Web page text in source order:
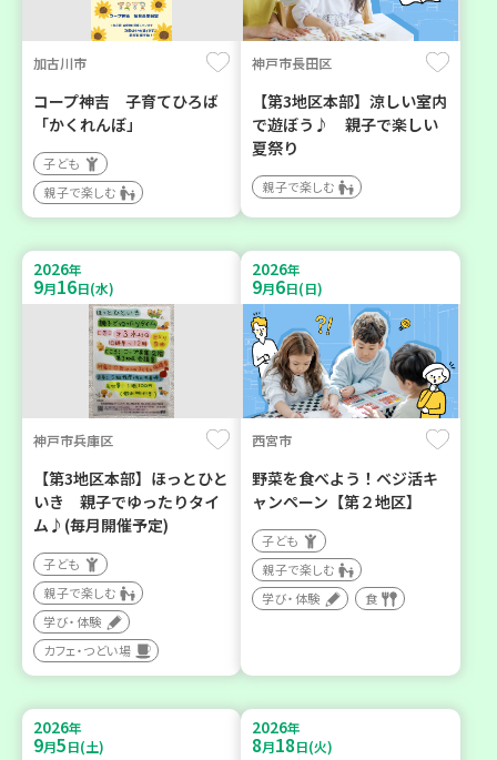
加古川市
コープ神吉 子育てひろば
「かくれんぼ」
子ども
親子で楽しむ
神戸市長田区
【第3地区本部】涼しい室内
で遊ぼう♪ 親子で楽しい
夏祭り
親子で楽しむ
2026年
9月16日(水)
神戸市兵庫区
【第3地区本部】ほっとひと
いき 親子でゆったりタイ
ム♪(毎月開催予定)
子ども
親子で楽しむ
学び・体験
カフェ・つどい場
2026年
9月6日(日)
西宮市
野菜を食べよう！ベジ活キ
ャンペーン【第２地区】
子ども
親子で楽しむ
学び・体験
食
2026年
9月5日(土)
2026年
8月18日(火)